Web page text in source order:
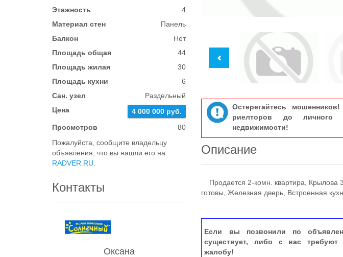
Этажность
4
Материал стен
Панель
Балкон
Нет
Площадь общая
44
Площадь жилая
30
Площадь кухни
6
Сан. узел
Раздельный
Цена
4 000 000 руб.
Просмотров
80
Пожалуйста, сообщите владельцу
объявления, что вы нашли его на
RADVER.RU
Контакты
Оксана
Остерегайтесь
риелторов до личного
недвижимости!
Описание
Продается 2-комн. квартира, Крылова
готовы, Железная дверь, Встроенная
Если вы позвонили по
существует, либо с вас требуют
жалобу!